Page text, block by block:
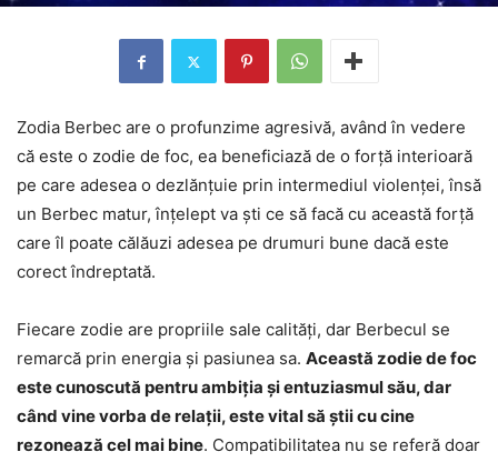
Zodia Berbec are o profunzime agresivă, având în vedere
că este o zodie de foc, ea beneficiază de o forță interioară
pe care adesea o dezlănțuie prin intermediul violenței, însă
un Berbec matur, înțelept va ști ce să facă cu această forță
care îl poate călăuzi adesea pe drumuri bune dacă este
corect îndreptată.
Fiecare zodie are propriile sale calități, dar Berbecul se
remarcă prin energia și pasiunea sa. Această zodie de foc
este cunoscută pentru ambiția și entuziasmul său, dar
când vine vorba de relații, este vital să știi cu cine
rezonează cel mai bine. Compatibilitatea nu se referă doar